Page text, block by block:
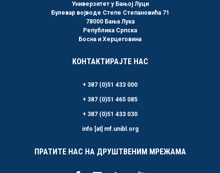
Универзитет у Бањој Луци
Булевар војводе Степе Степановића 71
78000 Бања Лука
Република Српска
Босна и Херцеговина
КОНТАКТИРАЈТЕ НАС
+ 387 (0)51 433 000
+ 387 (0)51 465 085
+ 387 (0)51 433 030
info [at] mf.unibl.org
ПРАТИТЕ НАС НА ДРУШТВЕНИМ МРЕЖАМА